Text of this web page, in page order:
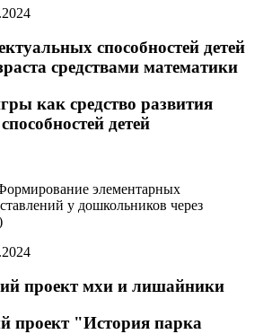
способностей детей
средствами математики
как средство развития
детей
элементарных
у дошкольников через
проект мхи и лишайники
проект "История парка